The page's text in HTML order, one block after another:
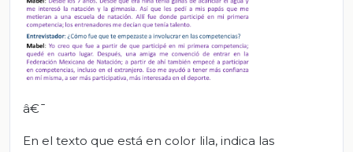
â€¯
En el texto que está en color lila, indica las